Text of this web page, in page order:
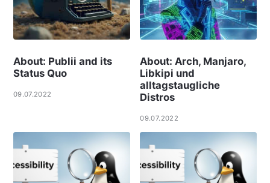
About: Publii and its
Status Quo
09.07.2022
About: Arch, Manjaro,
Libkipi und
alltagstaugliche
Distros
09.07.2022